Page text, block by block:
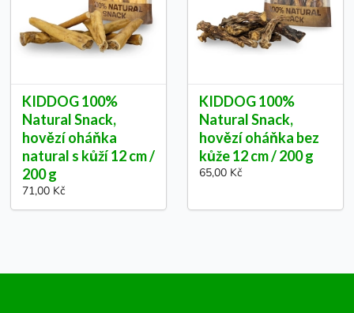
KIDDOG 100%
Natural Snack,
hovězí oháňka
natural s kůží 12 cm /
200 g
71,00 Kč
KIDDOG 100%
Natural Snack,
hovězí oháňka bez
kůže 12 cm / 200 g
65,00 Kč